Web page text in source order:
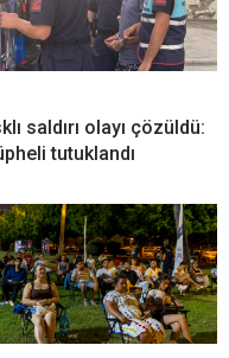
saldırı olayı çözüldü:
tutuklandı